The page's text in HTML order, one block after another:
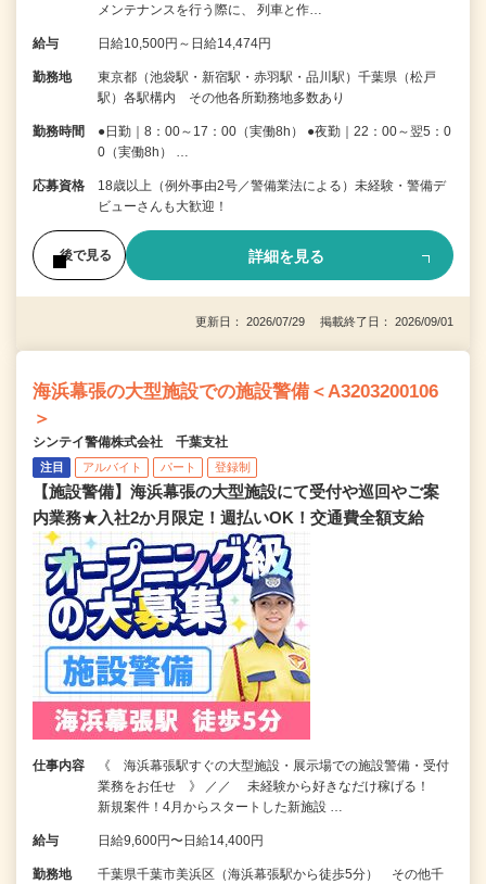
メンテナンスを行う際に、 列車と作…
給与 日給10,500円～日給14,474円
勤務地
東京都（池袋駅・新宿駅・赤羽駅・品川駅）千葉県（松戸
駅）各駅構内 その他各所勤務地多数あり
勤務時間
●日勤｜8：00～17：00（実働8h） ●夜勤｜22：00～翌5：0
0（実働8h） …
応募資格
18歳以上（例外事由2号／警備業法による）未経験・警備デ
ビューさんも大歓迎！
後で見る 詳細を見る
更新日： 2026/07/29 掲載終了日： 2026/09/01
海浜幕張の大型施設での施設警備＜A3203200106
＞
シンテイ警備株式会社 千葉支社
注目 アルバイト パート 登録制
【施設警備】海浜幕張の大型施設にて受付や巡回やご案
内業務★入社2か月限定！週払いOK！交通費全額支給
仕事内容
《 海浜幕張駅すぐの大型施設・展示場での施設警備・受付
業務をお任せ 》 ／／ 未経験から好きなだけ稼げる！
新規案件！4月からスタートした新施設 …
給与 日給9,600円〜日給14,400円
勤務地
千葉県千葉市美浜区（海浜幕張駅から徒歩5分） その他千